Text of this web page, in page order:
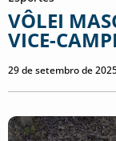
VÔLEI
VICE-
29 de setembro de